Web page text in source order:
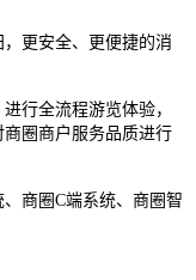
更安全、更便捷的消
行全流程游览体验，
圈商户服务品质进行
商圈C端系统、商圈智